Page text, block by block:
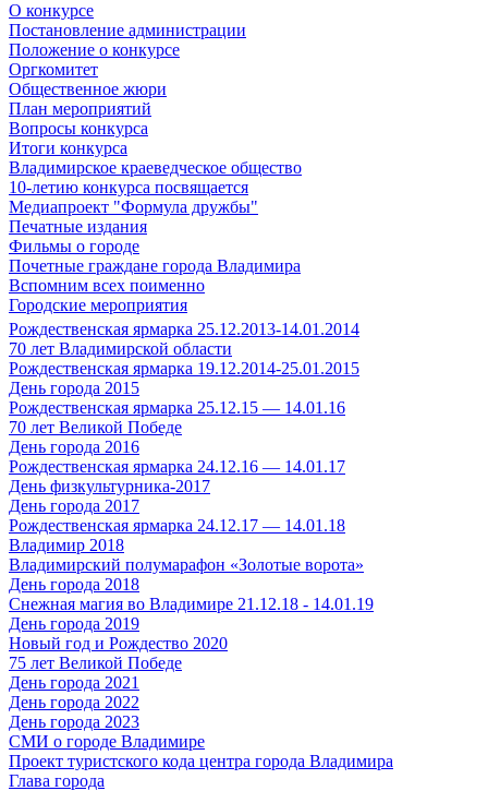
О конкурсе
Постановление администрации
Положение о конкурсе
Оргкомитет
Общественное жюри
План мероприятий
Вопросы конкурса
Итоги конкурса
Владимирское краеведческое общество
10-летию конкурса посвящается
Медиапроект "Формула дружбы"
Печатные издания
Фильмы о городе
Почетные граждане города Владимира
Вспомним всех поименно
Городские мероприятия
Рождественская ярмарка 25.12.2013-14.01.2014
70 лет Владимирской области
Рождественская ярмарка 19.12.2014-25.01.2015
День города 2015
Рождественская ярмарка 25.12.15 — 14.01.16
70 лет Великой Победе
День города 2016
Рождественская ярмарка 24.12.16 — 14.01.17
День физкультурника-2017
День города 2017
Рождественская ярмарка 24.12.17 — 14.01.18
Владимир 2018
Владимирский полумарафон «Золотые ворота»
День города 2018
Снежная магия во Владимире 21.12.18 - 14.01.19
День города 2019
Новый год и Рождество 2020
75 лет Великой Победе
День города 2021
День города 2022
День города 2023
СМИ о городе Владимире
Проект туристского кода центра города Владимира
Глава города